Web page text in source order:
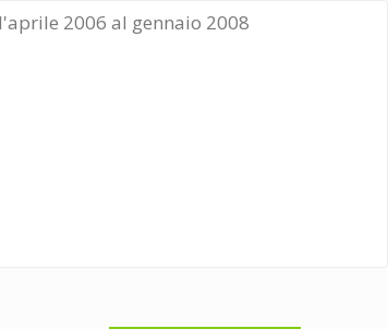
2006 al gennaio 2008